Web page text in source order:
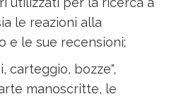
le reazioni alla
e le sue recensioni;
carteggio, bozze",
manoscritte, le